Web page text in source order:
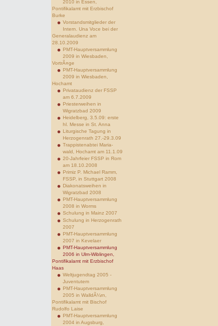
2010 in Essen,
Pontifikalamt mit Erzbischof
Burke
Vorstandsmitglieder der
Intern. Una Voce bei der
Generalaudienz am
28.10.2009
PMT-Hauptversammlung
2009 in Wiesbaden,
VortrÃ¤ge
PMT-Hauptversammlung
2009 in Wiesbaden,
Hochamt
Privataudienz der FSSP
am 6.7.2009
Priesterweihen in
Wigratzbad 2009
Heidelberg, 3.5.09: erste
hl. Messe in St. Anna
Liturgische Tagung in
Herzogenrath 27.-29.3.09
Trappistenabtei Maria-
wald, Hochamt am 11.1.09
20-Jahrfeier FSSP in Rom
am 18.10.2008
Primiz P. Michael Ramm,
FSSP, in Stuttgart 2008
Diakonatsweihen in
Wigratzbad 2008
PMT-Hauptversammlung
2008 in Worms
Schulung in Mainz 2007
Schulung in Herzogenrath
2007
PMT-Hauptversammlung
2007 in Kevelaer
PMT-Hauptversammlung
2006 in Ulm-Wiblingen,
Pontifikalamt mit Erzbischof
Haas
Weltjugendtag 2005 -
Juventutem
PMT-Hauptversammlung
2005 in WalldÃ¼rn,
Pontifikalamt mit Bischof
Rudolfo Laise
PMT-Hauptversammlung
2004 in Augsburg,